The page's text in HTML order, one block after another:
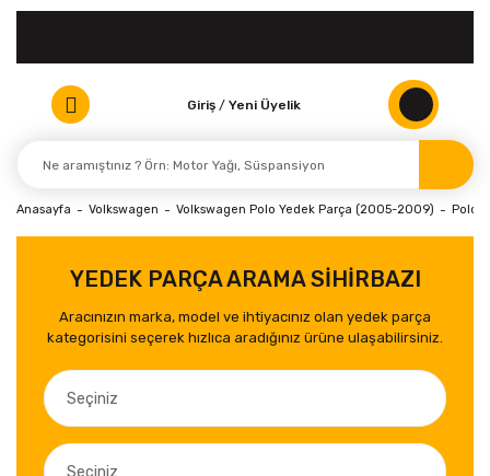
Giriş / Yeni Üyelik
Anasayfa Volkswagen Volkswagen Polo Yedek Parça (2005-2009) Polo
YEDEK PARÇA ARAMA SİHİRBAZI
Aracınızın marka, model ve ihtiyacınız olan yedek parça
kategorisini seçerek hızlıca aradığınız ürüne ulaşabilirsiniz.